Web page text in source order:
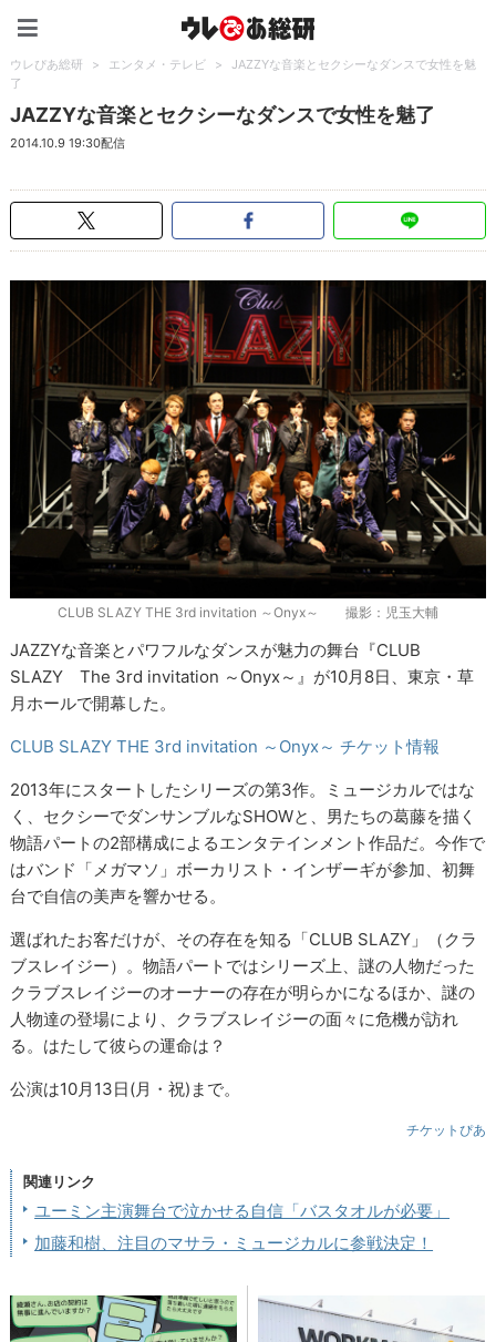
ウレぴあ総研 > エンタメ・テレビ >
JAZZYな音楽とセクシーなダンスで女性を魅
了
JAZZYな音楽とセクシーなダンスで女性を魅了
2014.10.9 19:30配信
CLUB SLAZY THE 3rd invitation ～Onyx～ 撮影：児玉大輔
JAZZYな音楽とパワフルなダンスが魅力の舞台『CLUB
SLAZY The 3rd invitation ～Onyx～』が10月8日、東京・草
月ホールで開幕した。
CLUB SLAZY THE 3rd invitation ～Onyx～ チケット情報
2013年にスタートしたシリーズの第3作。ミュージカルではな
く、セクシーでダンサンブルなSHOWと、男たちの葛藤を描く
物語パートの2部構成によるエンタテインメント作品だ。今作で
はバンド「メガマソ」ボーカリスト・インザーギが参加、初舞
台で自信の美声を響かせる。
選ばれたお客だけが、その存在を知る「CLUB SLAZY」（クラ
ブスレイジー）。物語パートではシリーズ上、謎の人物だった
クラブスレイジーのオーナーの存在が明らかになるほか、謎の
人物達の登場により、クラブスレイジーの面々に危機が訪れ
る。はたして彼らの運命は？
公演は10月13日(月・祝)まで。
チケットぴあ
関連リンク
ユーミン主演舞台で泣かせる自信「バスタオルが必要」
加藤和樹、注目のマサラ・ミュージカルに参戦決定！